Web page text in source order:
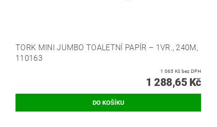
TORK MINI JUMBO TOALETNÍ PAPÍR – 1VR., 240M,
110163
1 065 Kč bez DPH
1 288,65 Kč